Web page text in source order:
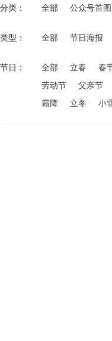
分类： 全部 公众号首图
类型： 全部 节日海报
节日： 全部 立春 春
劳动节
父亲节
霜降
立冬 小